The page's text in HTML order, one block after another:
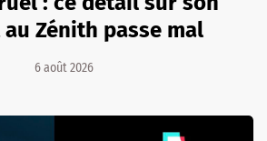
Zénith passe mal
6 août 2026